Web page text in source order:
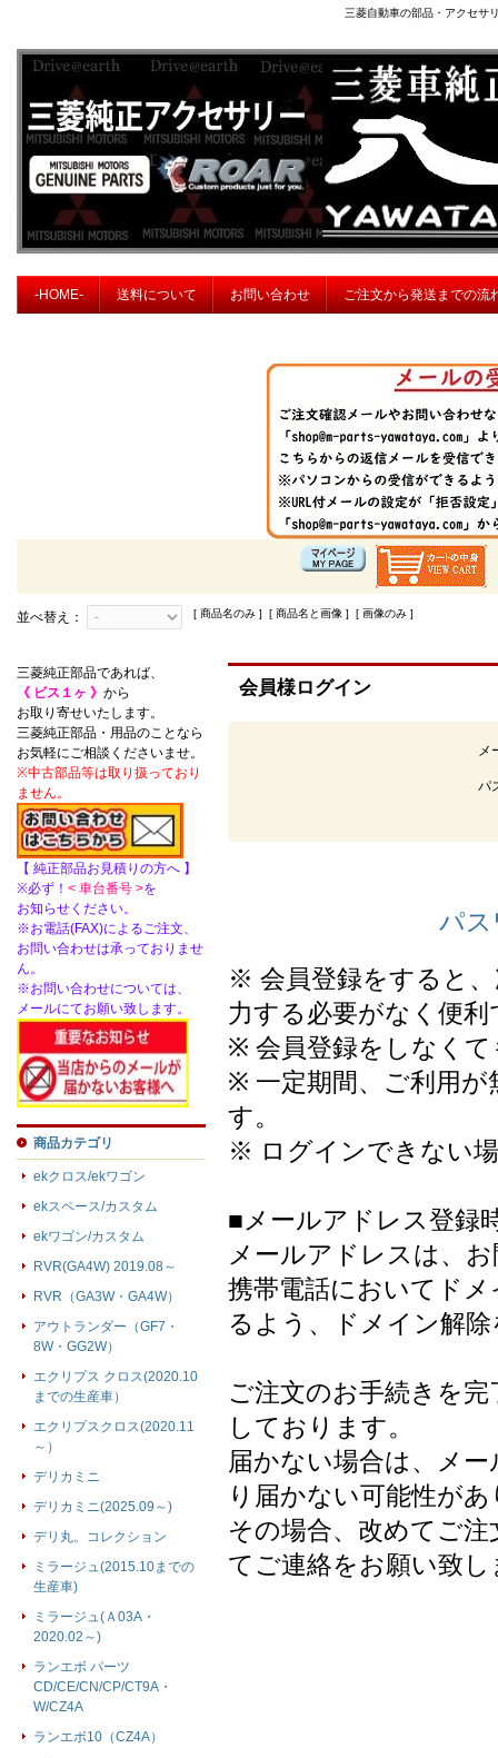
三菱自動車の部品・アクセサ
-HOME- 送料について お問い合わせ ご注文から発送までの流
並べ替え： [ 商品名のみ ] [ 商品名と画像 ] [ 画像のみ ]
会員様ログイン
メ
パ
パス
※ 会員登録をすると
力する必要がなく便利
※ 会員登録をしなく
※ 一定期間、ご利用
す。
※ ログインできない
■メールアドレス登録
メールアドレスは、
携帯電話においてド
るよう、ドメイン解
ご注文のお手続きを
しております。
届かない場合は、メ
り届かない可能性が
その場合、改めてご
てご連絡をお願い致し
三菱純正部品であれば、
《 ビス１ヶ 》 から
お取り寄せいたします。
三菱純正部品・用品のことなら
お気軽にご相談くださいませ。
※中古部品等は取り扱っており
ません。
【 純正部品お見積りの方へ 】
※必ず！ < 車台番号 >を
お知らせください。
※お電話(FAX)によるご注文、
お問い合わせは承っておりませ
ん。
※お問い合わせについては、
メールにてお願い致します。
商品カテゴリ
ekクロス/ekワゴン
ekスペース/カスタム
ekワゴン/カスタム
RVR(GA4W) 2019.08～
RVR（GA3W・GA4W）
アウトランダー（GF7・
8W・GG2W）
エクリプス クロス(2020.10
までの生産車）
エクリプスクロス(2020.11
～）
デリカミニ
デリカミニ(2025.09～)
デリ丸。コレクション
ミラージュ(2015.10までの
生産車)
ミラージュ(Ａ03A・
2020.02～)
ランエボ パーツ
CD/CE/CN/CP/CT9A・
W/CZ4A
ランエボ10（CZ4A）